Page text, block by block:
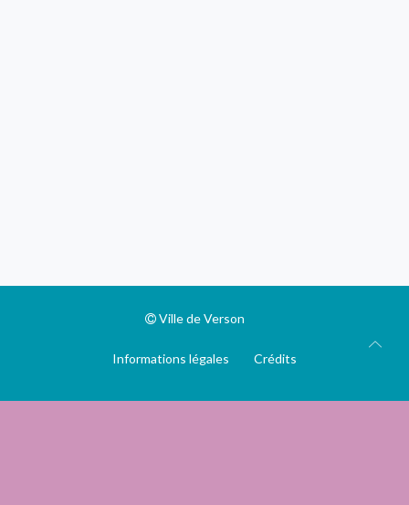
Ville de Verson
Informations légales Crédits